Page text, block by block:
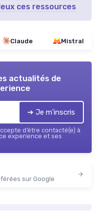
ces ressources
Claude Mistral
actualités de
➔ Je m'inscris
d’être contacté(e) à
experience et ses
sur Google